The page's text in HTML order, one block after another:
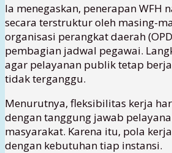
Ia menegaskan, penerapan WFH
secara terstruktur oleh masing-
organisasi perangkat daerah
pembagian jadwal pegawai.
agar pelayanan publik tetap
tidak terganggu.
Menurutnya, fleksibilitas kerja
dengan tanggung jawab
masyarakat. Karena itu, pola
dengan kebutuhan tiap instansi.